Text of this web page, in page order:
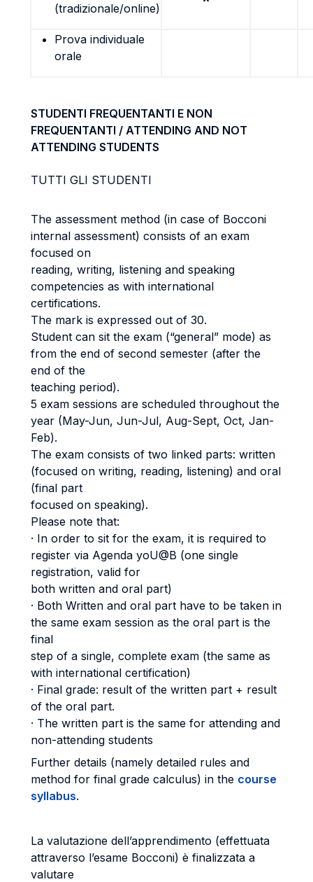
(tradizionale/online)
Prova individuale
orale
STUDENTI FREQUENTANTI E NON
FREQUENTANTI / ATTENDING AND NOT
ATTENDING STUDENTS
TUTTI GLI STUDENTI
The assessment method (in case of Bocconi
internal assessment) consists of an exam
focused on
reading, writing, listening and speaking
competencies as with international
certifications.
The mark is expressed out of 30.
Student can sit the exam (“general” mode) as
from the end of second semester (after the
end of the
teaching period).
5 exam sessions are scheduled throughout the
year (May-Jun, Jun-Jul, Aug-Sept, Oct, Jan-
Feb).
The exam consists of two linked parts: written
(focused on writing, reading, listening) and oral
(final part
focused on speaking).
Please note that:
· In order to sit for the exam, it is required to
register via Agenda yoU@B (one single
registration, valid for
both written and oral part)
· Both Written and oral part have to be taken in
the same exam session as the oral part is the
final
step of a single, complete exam (the same as
with international certification)
· Final grade: result of the written part + result
of the oral part.
· The written part is the same for attending and
non-attending students
Further details (namely detailed rules and
method for final grade calculus) in the course
syllabus.
La valutazione dell’apprendimento (effettuata
attraverso l’esame Bocconi) è finalizzata a
valutare